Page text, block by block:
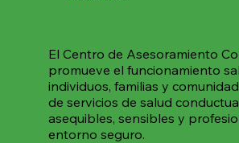
El Centro de Asesoramiento
promueve el funcionamiento
individuos, familias y
de servicios de salud
asequibles, sensibles y
entorno seguro.